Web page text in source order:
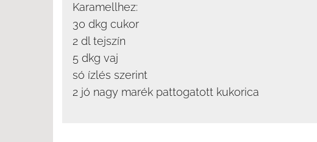
Karamellhez:
30 dkg cukor
2 dl tejszín
5 dkg vaj
só ízlés szerint
2 jó nagy marék pattogatott kukorica